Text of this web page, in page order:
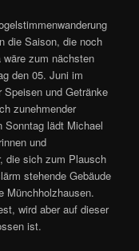
die Saison, die noch
zum nächsten
den 05. Juni im
Speisen und Getränke
zunehmender
Sonntag lädt Michael
und
die sich zum Plausch
stehende Gebäude
Münchholzhausen.
wird aber auf dieser
ist.